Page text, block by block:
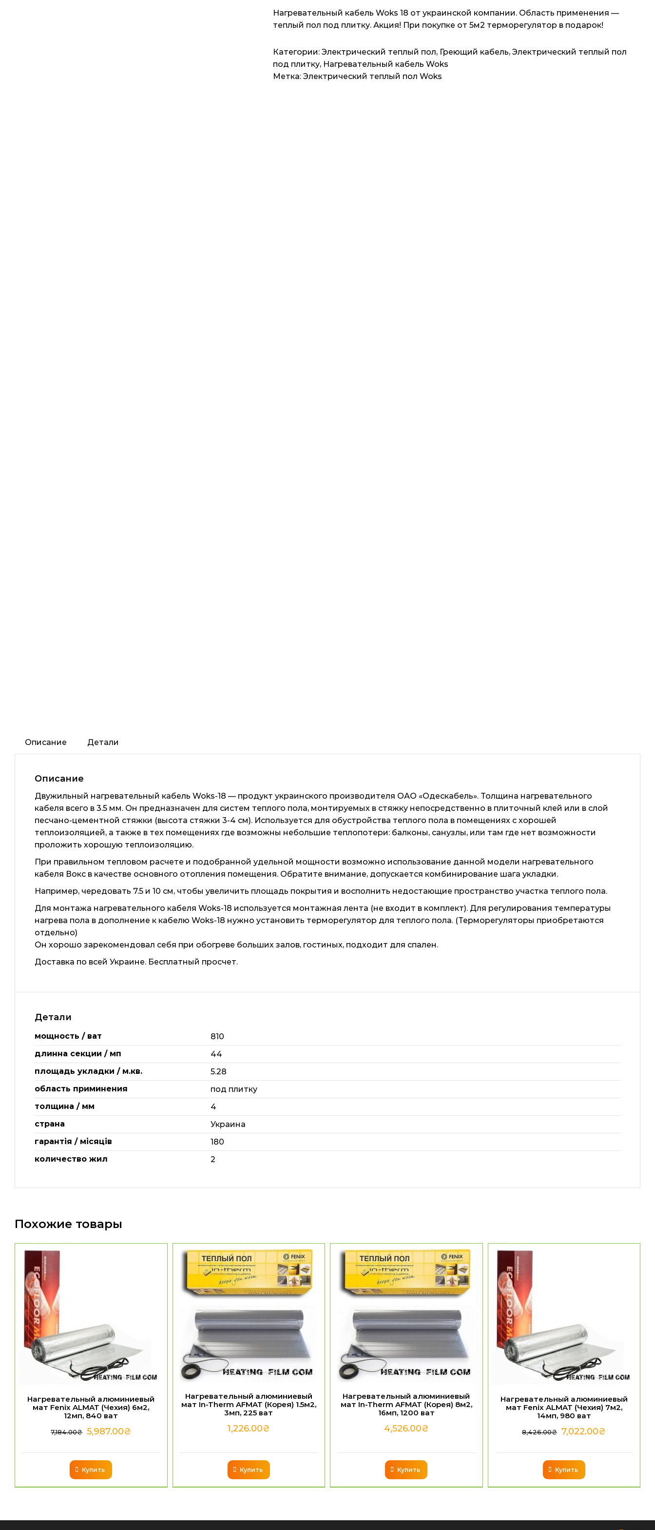
Нагревательный кабель Woks 18 от украинской компании. Область применения —
теплый пол под плитку. Акция! При покупке от 5м2 терморегулятор в подарок!
Категории: Электрический теплый пол, Греющий кабель, Электрический теплый пол
под плитку, Нагревательный кабель Woks
Метка: Электрический теплый пол Woks
Описание Детали
Описание
Двужильный нагревательный кабель Woks-18 — продукт украинского производителя ОАО «Одескабель». Толщина нагревательного
кабеля всего в 3.5 мм. Он предназначен для систем теплого пола, монтируемых в стяжку непосредственно в плиточный клей или в слой
песчано-цементной стяжки (высота стяжки 3-4 см). Используется для обустройства теплого пола в помещениях с хорошей
теплоизоляцией, а также в тех помещениях где возможны небольшие теплопотери: балконы, санузлы, или там где нет возможности
проложить хорошую теплоизоляцию.
При правильном тепловом расчете и подобранной удельной мощности возможно использование данной модели нагревательного
кабеля Вокс в качестве основного отопления помещения. Обратите внимание, допускается комбинирование шага укладки.
Например, чередовать 7.5 и 10 см, чтобы увеличить площадь покрытия и восполнить недостающие пространство участка теплого пола.
Для монтажа нагревательного кабеля Woks-18 используется монтажная лента (не входит в комплект). Для регулирования температуры
нагрева пола в дополнение к кабелю Woks-18 нужно установить терморегулятор для теплого пола. (Терморегуляторы приобретаются
отдельно)
Он хорошо зарекомендовал себя при обогреве больших залов, гостиных, подходит для спален.
Доставка по всей Украине. Бесплатный просчет.
Детали
мощность / ват
810
длинна секции / мп
44
площадь укладки / м.кв.
5.28
область приминения
под плитку
толщина / мм
4
страна
Украина
гарантія / місяців
180
количество жил
2
Похожие товары
Нагревательный алюминиевый
мат Fenix ALMAT (Чехия) 6м2,
12мп, 840 ват
7,184.00₴ 5,987.00₴
Купить
Нагревательный алюминиевый
мат In-Therm AFMAT (Корея) 1.5м2,
3мп, 225 ват
1,226.00₴
Купить
Нагревательный алюминиевый
мат In-Therm AFMAT (Корея) 8м2,
16мп, 1200 ват
4,526.00₴
Купить
Нагревательный алюминиевый
мат Fenix ALMAT (Чехия) 7м2,
14мп, 980 ват
8,426.00₴ 7,022.00₴
Купить